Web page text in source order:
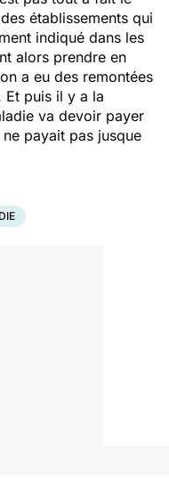
établissements qui
indiqué dans les
alors prendre en
a eu des remontées
Et puis il y a la
va devoir payer
ne payait pas jusque